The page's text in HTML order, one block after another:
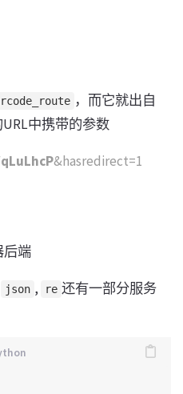
，而它就出自
中携带的参数
&hasredirect=1
后端
json , re 还有一部分服务